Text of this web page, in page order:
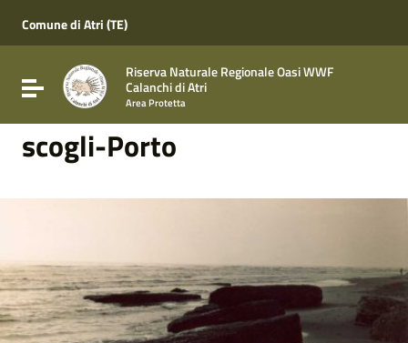
Vai al menu di navigazione
Vai al footer
Comune di Atri (TE)
Attiva / disattiva la navigazione
Riserva Naturale Regionale Oasi WWF
Calanchi di Atri
Area Protetta
scogli-Porto